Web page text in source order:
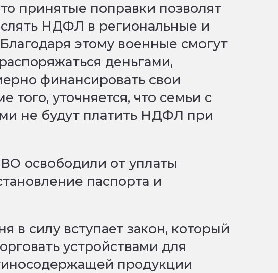
принятые поправки позволят
НДФЛ в региональные и
этому военные смогут
деньгами,
финансировать свои
того, уточняется, что семьи с
не будут платить НДФЛ при
освободили от уплаты
паспорта и
в силу вступает закон, который
устройствами для
продукции